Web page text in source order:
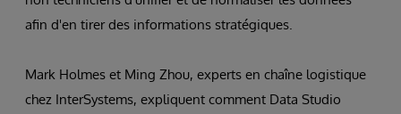
afin d'en tirer des informations stratégiques.
Mark Holmes et Ming Zhou, experts en chaîne logistique
chez InterSystems, expliquent comment Data Studio